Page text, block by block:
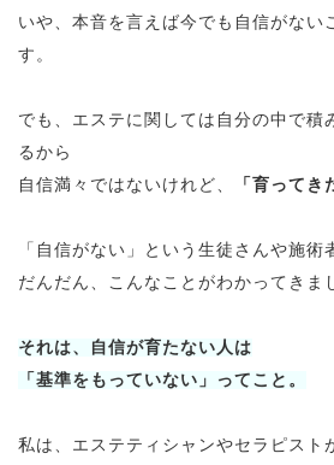
いや、本音を言えば今でも自信がない
す。
でも、エステに関しては自分の中で積
るから
自信満々ではないけれど、
「育ってき
「自信がない」という生徒さんや施術
だんだん、こんなことがわかってきま
それは、自信が育たない人は
「基準をもっていない」ってこと。
私は、エステティシャンやセラピスト